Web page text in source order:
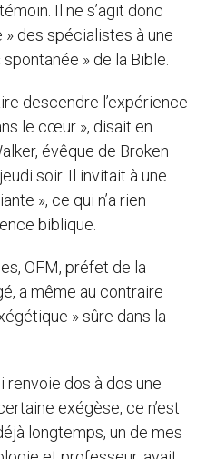
Il ne s’agit donc
» des spécialistes à une
» de la Bible.
descendre l’expérience
le cœur », disait en
évêque de Broken
soir. Il invitait à une
», ce qui n’a rien
biblique.
OFM, préfet de la
a même au contraire
» sûre dans la
dos à dos une
exégèse, ce n’est
longtemps, un de mes